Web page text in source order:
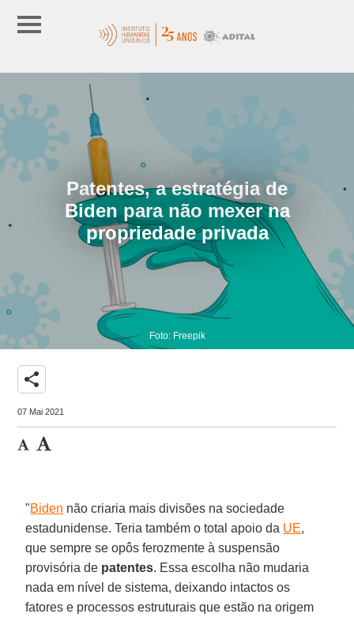
Patentes, a estratégia de
Biden para não mexer na
propriedade privada
Foto: Freepik
share
07 Mai 2021
"Biden não criaria mais divisões na sociedade
estadunidense. Teria também o total apoio da UE,
que sempre se opôs ferozmente à suspensão
provisória de patentes. Essa escolha não mudaria
nada em nível de sistema, deixando intactos os
fatores e processos estruturais que estão na origem